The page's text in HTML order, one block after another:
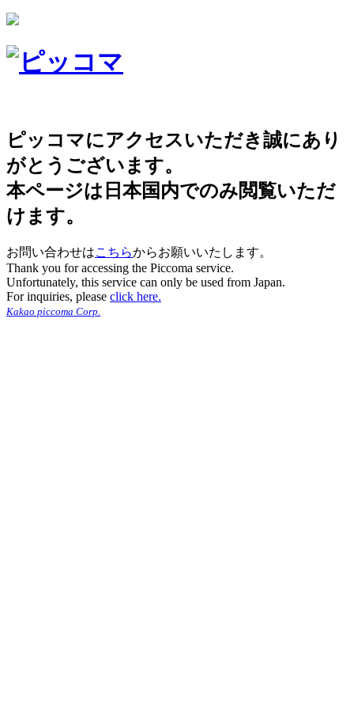
ピッコマにアクセスいただき誠にあり
がとうございます。
本ページは日本国内でのみ閲覧いただ
けます。
お問い合わせはこちらからお願いいたします。
Thank you for accessing the Piccoma service.
Unfortunately, this service can only be used from Japan.
For inquiries, please click here.
Kakao piccoma Corp.